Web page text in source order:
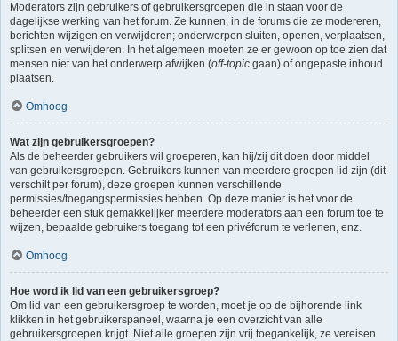
Moderators zijn gebruikers of gebruikersgroepen die in staan voor de
dagelijkse werking van het forum. Ze kunnen, in de forums die ze modereren,
berichten wijzigen en verwijderen; onderwerpen sluiten, openen, verplaatsen,
splitsen en verwijderen. In het algemeen moeten ze er gewoon op toe zien dat
mensen niet van het onderwerp afwijken (off-topic gaan) of ongepaste inhoud
plaatsen.
Omhoog
Wat zijn gebruikersgroepen?
Als de beheerder gebruikers wil groeperen, kan hij/zij dit doen door middel
van gebruikersgroepen. Gebruikers kunnen van meerdere groepen lid zijn (dit
verschilt per forum), deze groepen kunnen verschillende
permissies/toegangspermissies hebben. Op deze manier is het voor de
beheerder een stuk gemakkelijker meerdere moderators aan een forum toe te
wijzen, bepaalde gebruikers toegang tot een privéforum te verlenen, enz.
Omhoog
Hoe word ik lid van een gebruikersgroep?
Om lid van een gebruikersgroep te worden, moet je op de bijhorende link
klikken in het gebruikerspaneel, waarna je een overzicht van alle
gebruikersgroepen krijgt. Niet alle groepen zijn vrij toegankelijk, ze vereisen